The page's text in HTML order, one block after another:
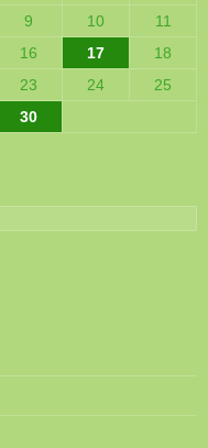
9 10
11
16 17
18
23 24
25
30